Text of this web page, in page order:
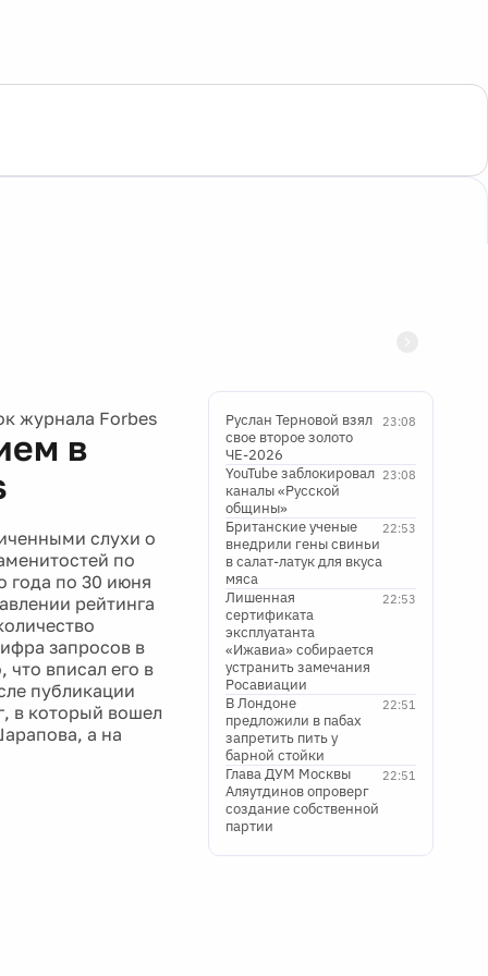
журнала Forbes
в
слухи о
по
года по 30 июня
рейтинга
запросов в
что вписал его в
публикации
в который вошел
а на
23:08
Руслан Терновой взял
свое второе золото
ЧЕ-2026
23:08
YouTube заблокировал
каналы «Русской
общины»
22:53
Британские ученые
внедрили гены свиньи
в салат-латук для вкуса
мяса
22:53
Лишенная
сертификата
эксплуатанта
«Ижавиа» собирается
устранить замечания
Росавиации
22:51
В Лондоне
предложили в пабах
запретить пить у
барной стойки
22:51
Глава ДУМ Москвы
Аляутдинов опроверг
создание собственной
партии